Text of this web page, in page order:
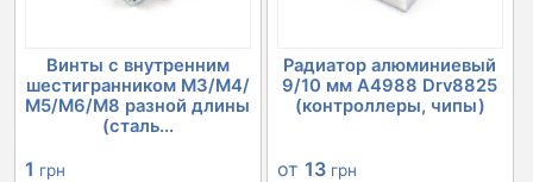
Винты с внутренним
шестигранником М3/М4/
М5/М6/М8 разной длины
(сталь...
1 грн
Радиатор алюминиевый
9/10 мм A4988 Drv8825
(контроллеры, чипы)
от 13 грн